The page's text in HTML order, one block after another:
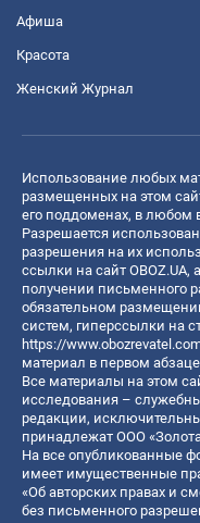
Афиша
Красота
Женский Журнал
Использование любых
размещенных на этом
его поддоменах, в любом
Разрешается
разрешения на их
ссылки на сайт OBOZ.UA,
получении письменного
обязательном
систем, гиперссылки на
https://
материал в первом
Все материалы на этом
исследования –
редакции,
принадлежат ООО
На все опубликованные
имеет имущественные
«Об авторских правах и
без письменного